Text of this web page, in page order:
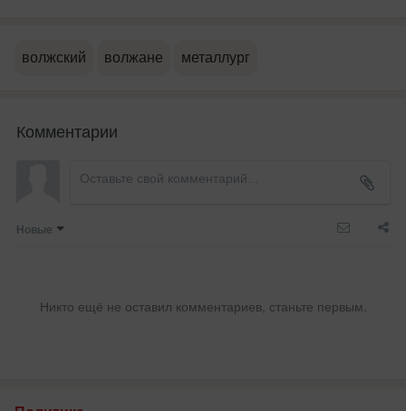
волжский волжане металлург
Комментарии
Новые
Никто ещё не оставил комментариев, станьте первым.